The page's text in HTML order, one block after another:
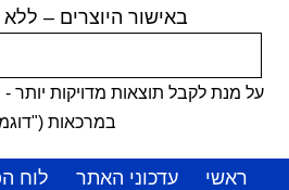
באישור היוצרים – ללא
על מנת לקבל תוצאות מדויקות יותר -
במרכאות
ראשי עדכוני האתר לוח